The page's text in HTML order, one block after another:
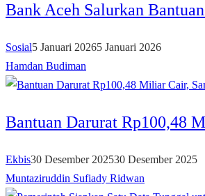
Bank Aceh Salurkan
Sosial5 Januari 20265 Januari 2026
Hamdan Budiman
Bantuan Darurat Rp100,48
Ekbis30 Desember 202530 Desember 2025
Muntaziruddin Sufiady Ridwan